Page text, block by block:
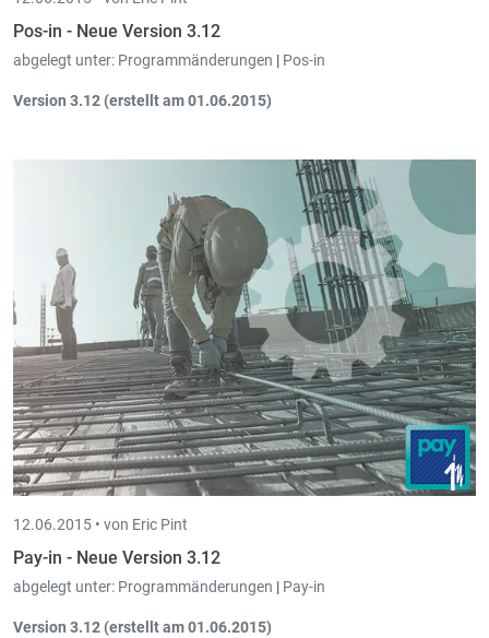
Pos-in - Neue Version 3.12
abgelegt unter: Programmänderungen | Pos-in
Version 3.12 (erstellt am 01.06.2015)
Geschenkgutscheine werden jetzt anCETREL
unterstützt.
Sie können jetzt einstellen, dass
Gutscheine akzeptiert
werden,
auch wenn diese von einem anderen Kunden eingelöst
werden.
12.06.2015 • von Eric Pint
Pay-in - Neue Version 3.12
abgelegt unter: Programmänderungen | Pay-in
Version 3.12 (erstellt am 01.06.2015)